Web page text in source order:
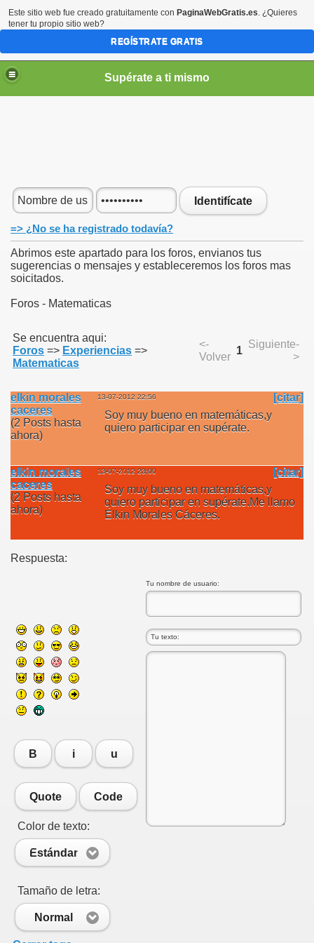
Supérate a ti mismo
Identifícate
=> ¿No se ha registrado todavía?
Abrimos este apartado para los foros, envianos tus
sugerencias o mensajes y estableceremos los foros mas
soicitados.
Foros - Matematicas
Se encuentra aqui:
Foros => Experiencias =>
Matematicas
<-
Volver
1
Siguiente-
>
elkin morales
caceres
(2 Posts hasta
ahora)
13-07-2012 22:56
[citar]
Soy muy bueno en matemáticas,y
quiero participar en supérate.
elkin morales
caceres
(2 Posts hasta
ahora)
13-07-2012 23:00
[citar]
Soy muy bueno en matemáticas,y
quiero participar en supérate.Me llamo
Elkin Morales Cáceres.
Respuesta:
Tu nombre de usuario:
B i u
Quote Code
Color de texto:
Estándar
Tamaño de letra:
Normal
Este sitio web fue creado gratuitamente con PaginaWebGratis.es. ¿Quieres
tener tu propio sitio web?
REGÍSTRATE GRATIS